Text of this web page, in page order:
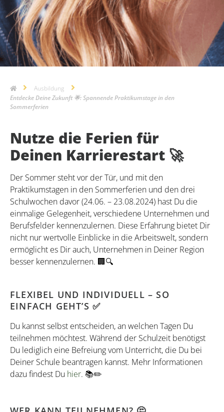
Ausbildung
Entdecke Deine Zukunft 🌟: Spannende Praktikumstage in den
Sommerferien
Nutze die Ferien für
Deinen Karrierestart 🚀
Der Sommer steht vor der Tür, und mit den
Praktikumstagen in den Sommerferien und den drei
Schulwochen davor (24.06. – 23.08.2024) hast Du die
einmalige Gelegenheit, verschiedene Unternehmen und
Berufsfelder kennenzulernen. Diese Erfahrung bietet Dir
nicht nur wertvolle Einblicke in die Arbeitswelt, sondern
ermöglicht es Dir auch, Unternehmen in Deiner Region
besser kennenzulernen. 🏢🔍
FLEXIBEL UND INDIVIDUELL – SO
EINFACH GEHT’S ✅
Du kannst selbst entscheiden, an welchen Tagen Du
teilnehmen möchtest. Während der Schulzeit benötigst
Du lediglich eine Befreiung vom Unterricht, die Du bei
Deiner Schule beantragen kannst. Mehr Informationen
dazu findest Du hier. 📚✏️